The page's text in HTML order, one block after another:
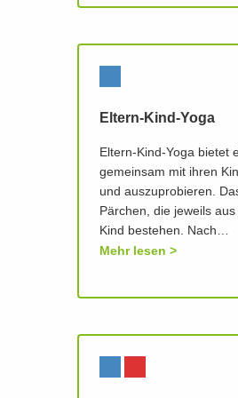
Eltern-Kind-Yoga
Eltern-Kind-Yoga bietet
gemeinsam mit ihren
und auszuprobieren.
Pärchen, die jeweils
Kind bestehen. Nach…
Mehr lesen